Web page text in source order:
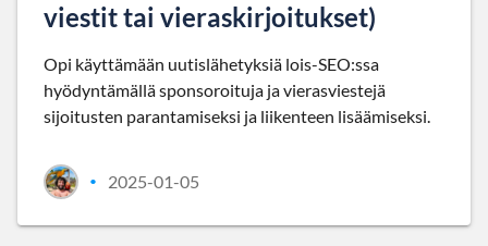
viestit tai vieraskirjoitukset)
Opi käyttämään uutislähetyksiä lois-SEO:ssa
hyödyntämällä sponsoroituja ja vierasviestejä
sijoitusten parantamiseksi ja liikenteen lisäämiseksi.
• 2025-01-05